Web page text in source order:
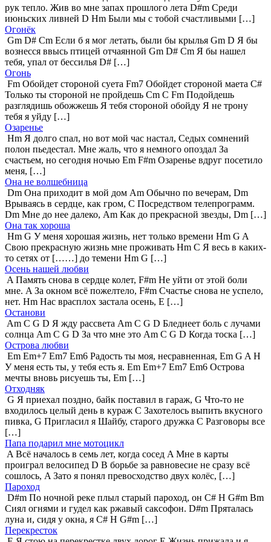
рук тепло. Жив во мне запах прошлого лета D#m Среди
июньских ливней D Hm Были мы с тобой счастливыми […]
Огонёк
Gm D# Cm Если б я мог летать, были бы крылья Gm D Я бы
вознесся ввысь птицей отчаянной Gm D# Cm Я бы нашел
тебя, упал от бессилья D# […]
Огонь
Fm Обойдет стороной суета Fm7 Обойдет стороной маета C#
Только ты стороной не пройдешь Cm C Fm Подойдешь
разглядишь обожжешь Я тебя стороной обойду Я не трону
тебя я уйду […]
Озаренье
Hm Я долго спал, но вот мой час настал, Седых сомнений
полон пьедестал. Мне жаль, что я немного опоздал За
счастьем, но сегодня ночью Em F#m Озаренье вдруг посетило
меня, […]
Она не волшебница
Dm Она приходит в мой дом Am Обычно по вечерам, Dm
Врываясь в сердце, как гром, C Посредством телепрограмм.
Dm Мне до нее далеко, Am Как до прекрасной звезды, Dm […]
Она так хороша
Hm G У меня хорошая жизнь, нет только времени Hm G A
Свою прекрасную жизнь мне проживать Hm C Я весь в каких-
то сетях от [……] до темени Hm G […]
Осень нашей любви
A Память снова в сердце колет, F#m Не уйти от этой боли
мне. A За окном всё пожелтело, F#m Счастье снова не успело,
нет. Hm Нас врасплох застала осень, E […]
Останови
Am C G D Я жду рассвета Am C G D Бледнеет боль с лучами
солнца Am C G D За что мне это Am C G D Когда тоска […]
Острова любви
Em Em+7 Em7 Em6 Радость ты моя, несравненная, Em G A Н
У меня есть ты, у тебя есть я. Em Em+7 Em7 Em6 Острова
мечты вновь рисуешь ты, Em […]
Отходняк
G Я приехал поздно, байк поставил в гараж, G Что-то не
входилось целый день в кураж C Захотелось выпить вкусного
пивка, G Пригласил я Шайбу, старого дружка C Разговоры все
[…]
Папа подарил мне мотоцикл
A Всё началось в семь лет, когда сосед A Мне в карты
проиграл велосипед D В борьбе за равновесие не сразу всё
сошлось, A Зато я понял превосходство двух колёс, […]
Пароход
D#m По ночной реке плыл старый пароход, он C# H G#m Bm
Сиял огнями и гудел как ржавый саксофон. D#m Пряталась
луна и, сидя у окна, я C# H G#m […]
Перекресток